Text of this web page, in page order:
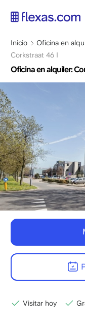
principal
Sobrescribir
enlaces
de
la
navegación
Inicio Oficina en
Corkstraat 46 I
Oficina en alquiler:
Visitar hoy